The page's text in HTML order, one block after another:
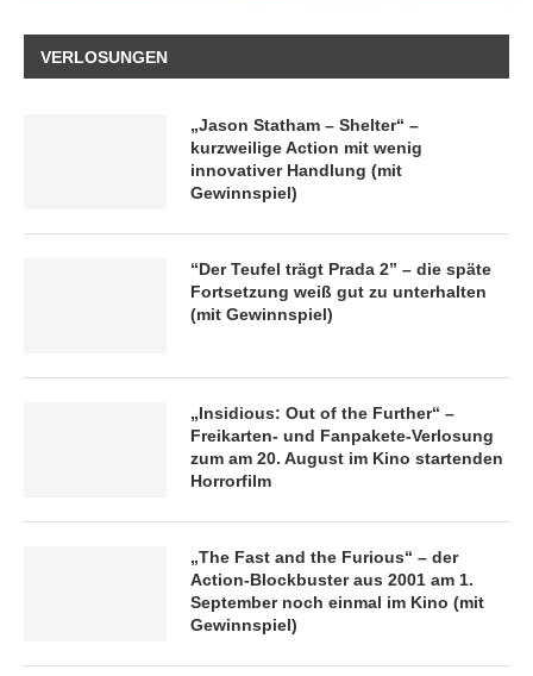
VERLOSUNGEN
„Jason Statham – Shelter“ –
kurzweilige Action mit wenig
innovativer Handlung (mit
Gewinnspiel)
“Der Teufel trägt Prada 2” – die späte
Fortsetzung weiß gut zu unterhalten
(mit Gewinnspiel)
„Insidious: Out of the Further“ –
Freikarten- und Fanpakete-Verlosung
zum am 20. August im Kino startenden
Horrorfilm
„The Fast and the Furious“ – der
Action-Blockbuster aus 2001 am 1.
September noch einmal im Kino (mit
Gewinnspiel)